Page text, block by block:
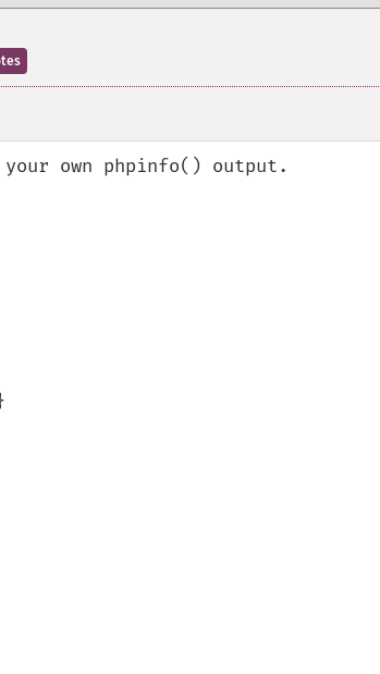
own phpinfo() output.